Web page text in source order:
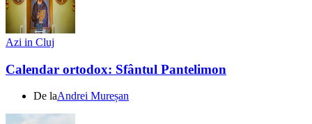
Azi in Cluj
Calendar ortodox: Sfântul Pantelimon
De laAndrei Mureșan